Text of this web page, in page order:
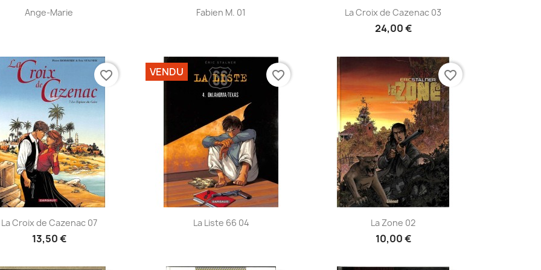
Aperçu rapide
Ange-Marie Aperçu rapide
Fabien M. 01 Aperçu rapide
La Croix de Cazenac 03
24,00 €
Aperçu rapide
La Croix de Cazenac 07
13,50 €
favorite_border
Aperçu rapide
La Liste 66 04
VENDU favorite_border
Aperçu rapide
La Zone 02
10,00 €
favorite_border